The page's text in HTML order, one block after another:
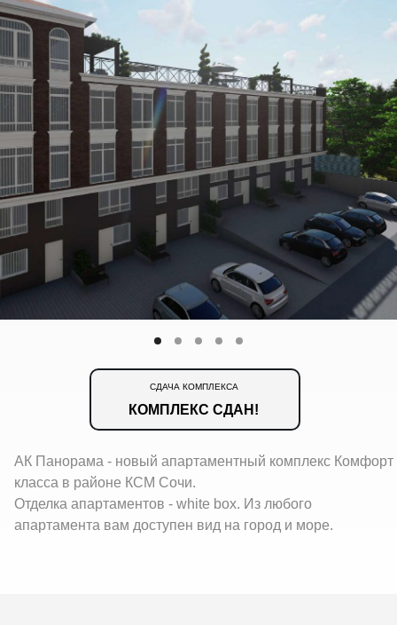
СДАЧА КОМПЛЕКСА
КОМПЛЕКС СДАН!
АК Панорама - новый апартаментный комплекс Комфорт
класса в районе КСМ Сочи.
Отделка апартаментов - white box. Из любого
апартамента вам доступен вид на город и море.